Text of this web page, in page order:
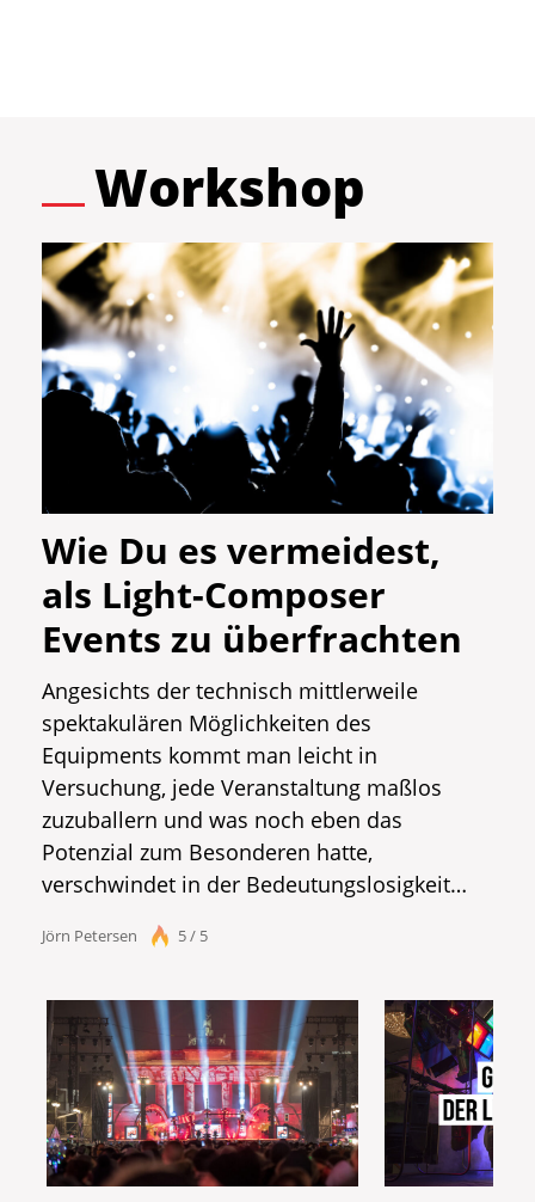
Workshop
Wie Du es vermeidest,
als Light-Composer
Events zu überfrachten
Angesichts der technisch mittlerweile
spektakulären Möglichkeiten des
Equipments kommt man leicht in
Versuchung, jede Veranstaltung maßlos
zuzuballern und was noch eben das
Potenzial zum Besonderen hatte,
verschwindet in der Bedeutungslosigkeit…
Jörn Petersen 5 / 5